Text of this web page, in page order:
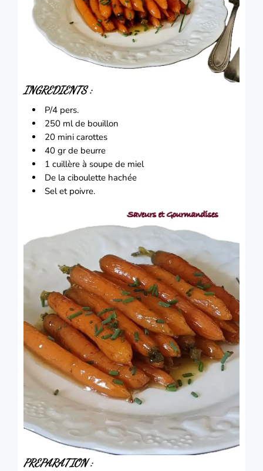
INGREDIENTS :
P/4 pers.
250 ml de bouillon
20 mini carottes
40 gr de beurre
1 cuillère à soupe de miel
De la ciboulette hachée
Sel et poivre.
PREPARATION :